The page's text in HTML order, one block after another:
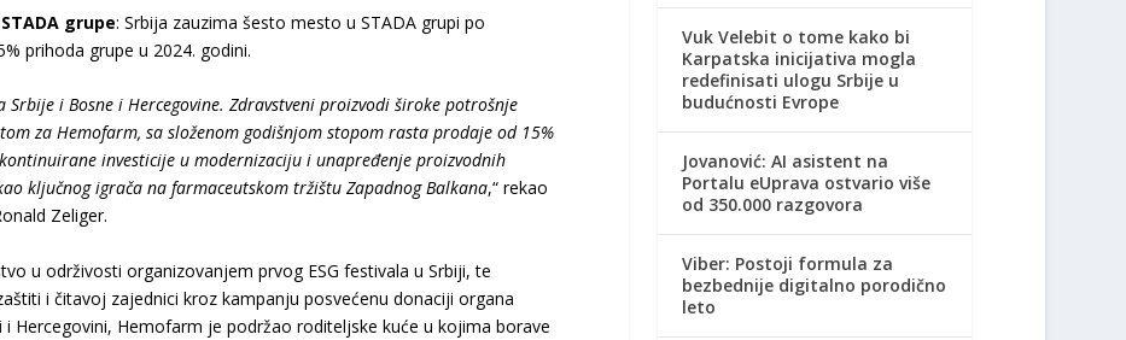
grupe: Srbija zauzima šesto mesto u STADA grupi po
prihoda grupe u 2024. godini.
i Bosne i Hercegovine. Zdravstveni proizvodi široke potrošnje
za Hemofarm, sa složenom godišnjom stopom rasta prodaje od 15%
investicije u modernizaciju i unapređenje proizvodnih
ključnog igrača na farmaceutskom tržištu Zapadnog Balkana,“ rekao
Zeliger.
u održivosti organizovanjem prvog ESG festivala u Srbiji, te
i čitavoj zajednici kroz kampanju posvećenu donaciji organa
i Hercegovini, Hemofarm je podržao roditeljske kuće u kojima borave
Vuk Velebit o tome kako bi
Karpatska inicijativa mogla
redefinisati ulogu Srbije u
budućnosti Evrope
Jovanović: AI asistent na
Portalu eUprava ostvario više
od 350.000 razgovora
Viber: Postoji formula za
bezbednije digitalno porodično
leto